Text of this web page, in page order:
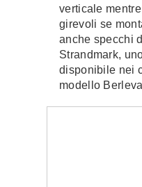
verticale
girevoli se
anche specchi
Strandmark,
disponibile nei
modello